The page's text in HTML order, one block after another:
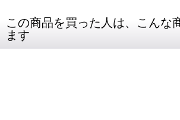
この商品を買った人は、こんな
ます